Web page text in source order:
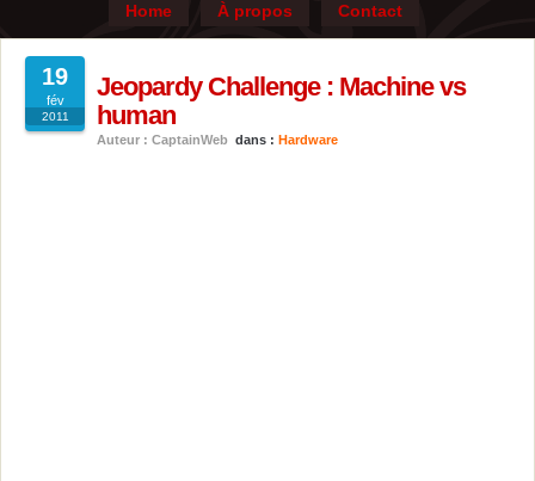
Home
À propos Contact
19
fév
2011
Jeopardy Challenge : Machine vs
human
Auteur : CaptainWeb dans : Hardware